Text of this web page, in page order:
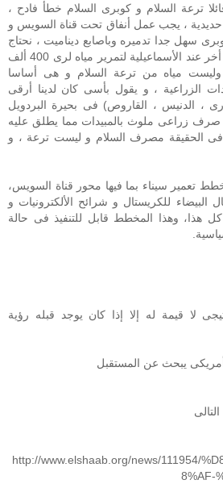
ترعة السلام و كوبرى السلام خطأ فادح ،
، يجب عمل أنفاق تحت قناة السويس و
سهل جدا تدميره وباصابع ديناميت ، نحتاج
نفق عند بورسعيد و أخر عند الأسماعيلية لتمرير مياه لرى 400 ألف
مياه من ترعة السلام و هى أساسا
الزراعية ، و يقول بأسى كان لدينا أرقى
، الدنيس ، القاروص) فى بحيرة البردويل
صرف زراعى ملوث بالمبيدات مما يطلق عليه
فى الحقيقة مصرف السلام و ليست ترعة ، و
تعمير سيناء بما فيها محور قناة السويس،
البيضاء للكريستال و شرائح الألكترونيات و
هذا، وهذا المخطط قابل للتنفيذ فى حالة
لا قيمة له إلا إذا كان يوجد قبله رؤية
يبحث عن المستقبل
http://www.elshaab.org/news/111954/
8%AF-